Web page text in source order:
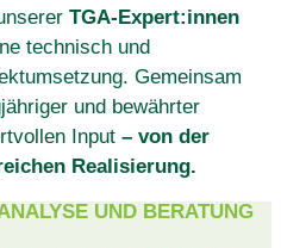
TGA-Expert:innen
technisch und
Gemeinsam
und bewährter
Input – von der
Realisierung.
UND BERATUNG